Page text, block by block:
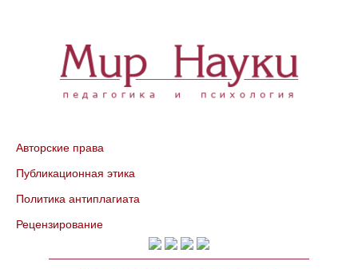
Авторские права
Публикационная этика
Политика антиплагиата
Рецензирование